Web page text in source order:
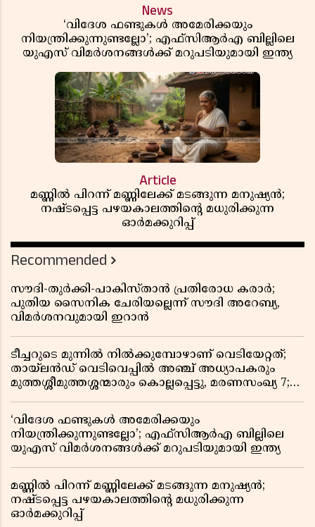
News
‘വിദേശ ഫണ്ടുകൾ അമേരിക്കയും
നിയന്ത്രിക്കുന്നുണ്ടല്ലോ’; എഫ്സിആർഎ ബില്ലിലെ
യുഎസ് വിമർശനങ്ങൾക്ക് മറുപടിയുമായി ഇന്ത്യ
Article
മണ്ണിൽ പിറന്ന് മണ്ണിലേക്ക് മടങ്ങുന്ന മനുഷ്യൻ;
നഷ്ടപ്പെട്ട പഴയകാലത്തിൻ്റെ മധുരിക്കുന്ന
ഓർമക്കുറിപ്പ്
Recommended
സൗദി-തുർക്കി-പാകിസ്താൻ പ്രതിരോധ കരാർ;
പുതിയ സൈനിക ചേരിയല്ലെന്ന് സൗദി അറേബ്യ,
വിമർശനവുമായി ഇറാൻ
ടീച്ചറുടെ മുന്നിൽ നിൽക്കുമ്പോഴാണ് വെടിയേറ്റത്;
തായ്‌ലൻഡ് വെടിവെപ്പിൽ അഞ്ച് അധ്യാപകരും
മുത്തശ്ശീമുത്തശ്ശന്മാരും കൊല്ലപ്പെട്ടു, മരണസംഖ്യ 7;
‘വിദേശ ഫണ്ടുകൾ അമേരിക്കയും
നിയന്ത്രിക്കുന്നുണ്ടല്ലോ’; എഫ്സിആർഎ ബില്ലിലെ
യുഎസ് വിമർശനങ്ങൾക്ക് മറുപടിയുമായി ഇന്ത്യ
മണ്ണിൽ പിറന്ന് മണ്ണിലേക്ക് മടങ്ങുന്ന മനുഷ്യൻ;
നഷ്ടപ്പെട്ട പഴയകാലത്തിൻ്റെ മധുരിക്കുന്ന
ഓർമക്കുറിപ്പ്